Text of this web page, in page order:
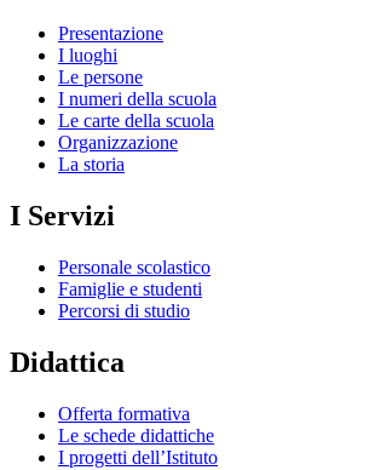
Presentazione
I luoghi
Le persone
I numeri della scuola
Le carte della scuola
Organizzazione
La storia
I Servizi
Personale scolastico
Famiglie e studenti
Percorsi di studio
Didattica
Offerta formativa
Le schede didattiche
I progetti dell’Istituto